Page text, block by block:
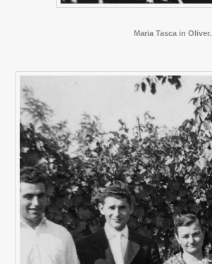
Maria Tasca in Oliver.